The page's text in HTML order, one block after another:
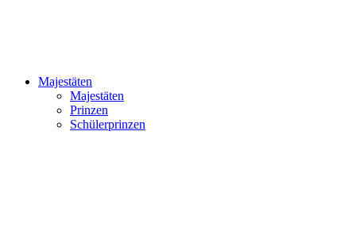
Majestäten
Majestäten
Prinzen
Schülerprinzen